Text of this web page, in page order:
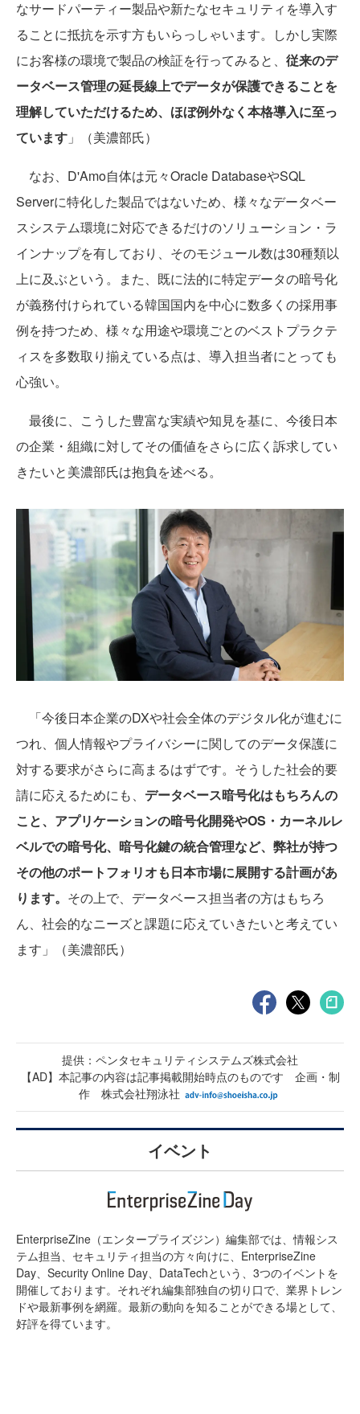
なサードパーティー製品や新たなセキュリティを導入す
ることに抵抗を示す方もいらっしゃいます。しかし実際
にお客様の環境で製品の検証を行ってみると、 従来のデ
ータベース管理の延長線上でデータが保護できることを
理解していただけるため、ほぼ例外なく本格導入に至っ
ています 」（美濃部氏）
なお、D'Amo自体は元々Oracle DatabaseやSQL
Serverに特化した製品ではないため、様々なデータベー
スシステム環境に対応できるだけのソリューション・ラ
インナップを有しており、そのモジュール数は30種類以
上に及ぶという。また、既に法的に特定データの暗号化
が義務付けられている韓国国内を中心に数多くの採用事
例を持つため、様々な用途や環境ごとのベストプラクテ
ィスを多数取り揃えている点は、導入担当者にとっても
心強い。
最後に、こうした豊富な実績や知見を基に、今後日本
の企業・組織に対してその価値をさらに広く訴求してい
きたいと美濃部氏は抱負を述べる。
「今後日本企業のDXや社会全体のデジタル化が進むに
つれ、個人情報やプライバシーに関してのデータ保護に
対する要求がさらに高まるはずです。そうした社会的要
請に応えるためにも、 データベース暗号化はもちろんの
こと、アプリケーションの暗号化開発やOS・カーネルレ
ベルでの暗号化、暗号化鍵の統合管理など、弊社が持つ
その他のポートフォリオも日本市場に展開する計画があ
ります。 その上で、データベース担当者の方はもちろ
ん、社会的なニーズと課題に応えていきたいと考えてい
ます」（美濃部氏）
提供：ペンタセキュリティシステムズ株式会社
【AD】本記事の内容は記事掲載開始時点のものです 企画・制
作 株式会社翔泳社
イベント
EnterpriseZine（エンタープライズジン）編集部では、情報シス
テム担当、セキュリティ担当の方々向けに、EnterpriseZine
Day、Security Online Day、DataTechという、3つのイベントを
開催しております。それぞれ編集部独自の切り口で、業界トレン
ドや最新事例を網羅。最新の動向を知ることができる場として、
好評を得ています。